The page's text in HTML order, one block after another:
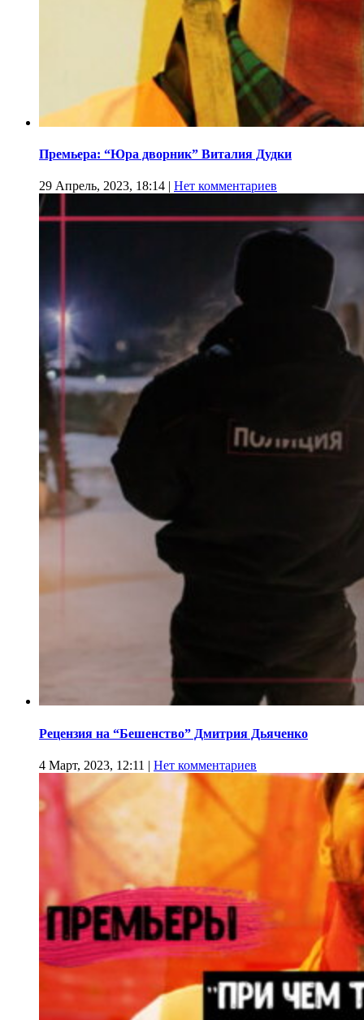
Премьера: “Юра дворник” Виталия Дудки
29 Апрель, 2023, 18:14 | Нет комментариев
Рецензия на “Бешенство” Дмитрия Дьяченко
4 Март, 2023, 12:11 | Нет комментариев